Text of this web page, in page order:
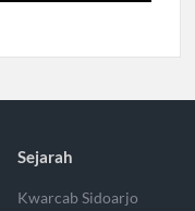
Sejarah
Kwarcab Sidoarjo